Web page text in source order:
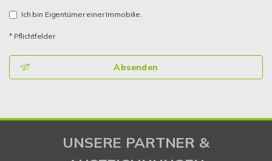
Ich bin Eigentümer einer Immobilie.
* Pflichtfelder
Absenden
UNSERE PARTNER &